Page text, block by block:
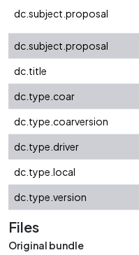
dc.subject.proposal
dc.subject.proposal
dc.title
dc.type.coar
dc.type.coarversion
dc.type.driver
dc.type.local
dc.type.version
Files
Original bundle